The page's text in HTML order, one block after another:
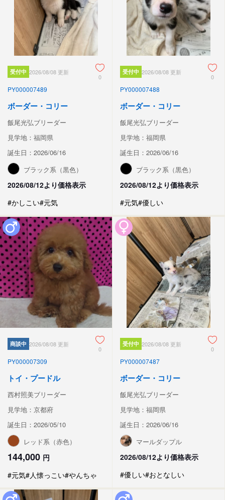
受付中 2026/08/08 更新
0
PY000007489
ボーダー・コリー
飯尾光弘ブリーダー
見学地：福岡県
誕生日：2026/06/16
ブラック系（黒色）
2026/08/12より価格表示
#かしこい#元気
受付中 2026/08/08 更新
0
PY000007488
ボーダー・コリー
飯尾光弘ブリーダー
見学地：福岡県
誕生日：2026/06/16
ブラック系（黒色）
2026/08/12より価格表示
#元気#優しい
商談中 2026/08/08 更新
0
PY000007309
トイ・プードル
西村照美ブリーダー
見学地：京都府
誕生日：2026/05/10
レッド系（赤色）
144,000 円
#元気#人懐っこい#やんちゃ
受付中 2026/08/08 更新
0
PY000007487
ボーダー・コリー
飯尾光弘ブリーダー
見学地：福岡県
誕生日：2026/06/16
マールダップル
2026/08/12より価格表示
#優しい#おとなしい